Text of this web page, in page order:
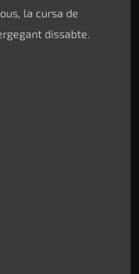
la cursa de
dissabte.